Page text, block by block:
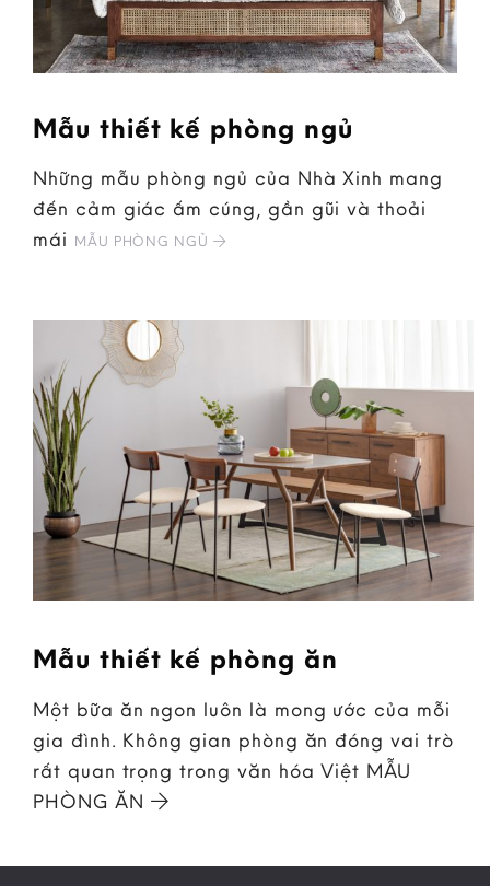
Mẫu thiết kế phòng ngủ
Những mẫu phòng ngủ của Nhà Xinh mang
đến cảm giác ấm cúng, gần gũi và thoải
mái MẪU PHÒNG NGỦ
Mẫu thiết kế phòng ăn
Một bữa ăn ngon luôn là mong ước của mỗi
gia đình. Không gian phòng ăn đóng vai trò
rất quan trọng trong văn hóa Việt MẪU
PHÒNG ĂN